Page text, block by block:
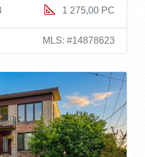
1 275,00 PC
MLS: #14878623